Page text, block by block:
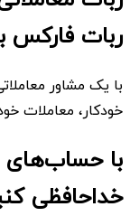
ربات فارکس با بیش از
خودکار، معاملات
با حساب‌های
خداحافظی